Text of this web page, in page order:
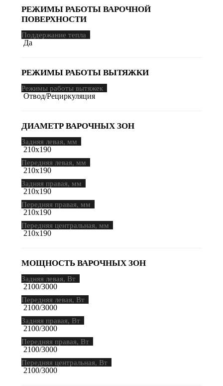
РЕЖИМЫ РАБОТЫ ВАРОЧНОЙ
ПОВЕРХНОСТИ
Поддержание тепла
Да
РЕЖИМЫ РАБОТЫ ВЫТЯЖКИ
Режимы работы вытяжек
Отвод/Рециркуляция
ДИАМЕТР ВАРОЧНЫХ ЗОН
Задняя левая, мм
210х190
Передняя левая, мм
210х190
Задняя правая, мм
210х190
Передняя правая, мм
210х190
Передняя центральная, мм
210х190
МОЩНОСТЬ ВАРОЧНЫХ ЗОН
Задняя левая, Вт
2100/3000
Передняя левая, Вт
2100/3000
Задняя правая, Вт
2100/3000
Передняя правая, Вт
2100/3000
Передняя центральная, Вт
2100/3000